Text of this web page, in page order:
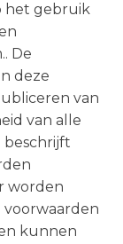
het gebruik
De
deze
van
van alle
beschrijft
worden
kunnen